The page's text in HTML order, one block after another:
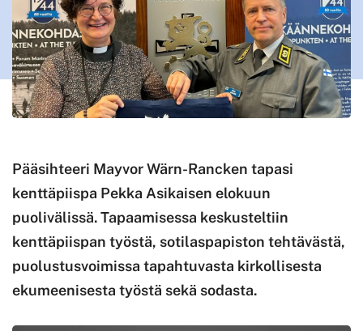
Pääsihteeri Mayvor Wärn-Rancken tapasi
kenttäpiispa Pekka Asikaisen elokuun
puolivälissä. Tapaamisessa keskusteltiin
kenttäpiispan työstä, sotilaspapiston tehtävästä,
puolustusvoimissa tapahtuvasta kirkollisesta
ekumeenisesta työstä sekä sodasta.